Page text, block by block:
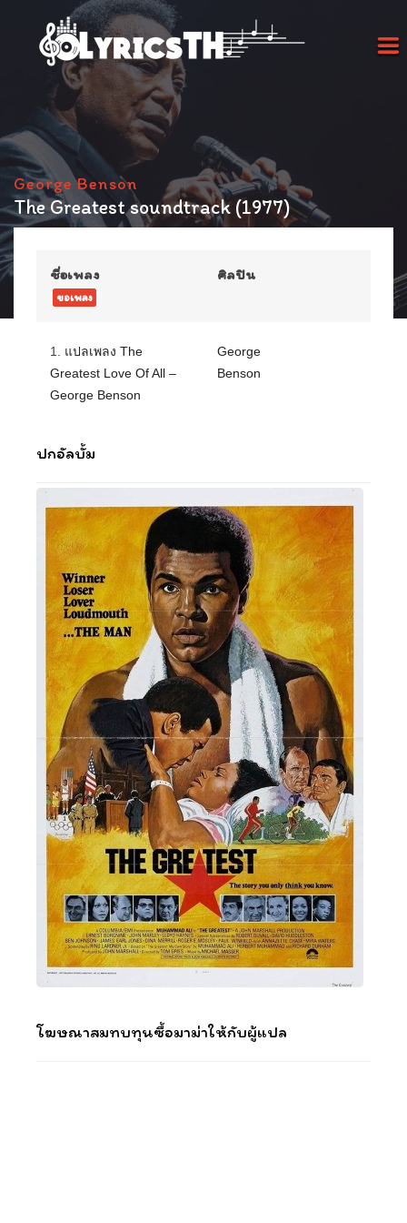
George Benson
The Greatest soundtrack (1977)
ชื่อเพลง
ขอเพลง
ศิลปิน
1. แปลเพลง The
Greatest Love Of All –
George Benson
George
Benson
ปกอัลบั้ม
โฆษณาสมทบทุนซื้อมาม่าให้กับผู้แปล